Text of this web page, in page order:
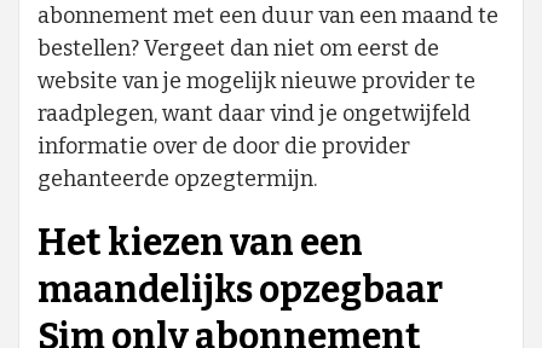
abonnement met een duur van een maand te
bestellen? Vergeet dan niet om eerst de
website van je mogelijk nieuwe provider te
raadplegen, want daar vind je ongetwijfeld
informatie over de door die provider
gehanteerde opzegtermijn.
Het kiezen van een
maandelijks opzegbaar
Sim only abonnement